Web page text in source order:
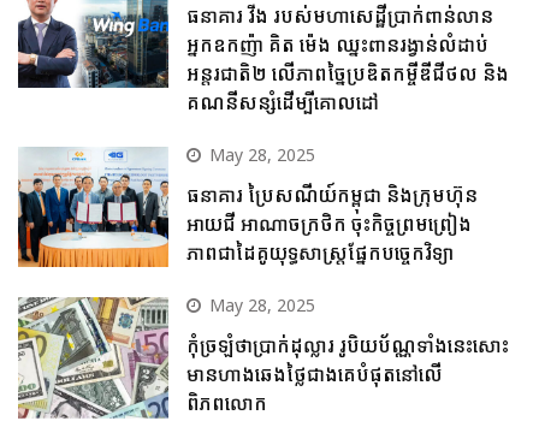
ធនាគារ វីង របស់មហាសេដ្ឋីប្រាក់ពាន់លាន
អ្នកឧកញ៉ា គិត ម៉េង ឈ្នះពានរង្វាន់លំដាប់
អន្តរជាតិ២ លើភាពច្នៃប្រឌិតកម្ចីឌីជីថល និង
គណនីសន្សំដើម្បីគោលដៅ
May 28, 2025
ធនាគារ ប្រៃសណីយ៍កម្ពុជា និងក្រុមហ៊ុន
អាយជី អាណាចក្រថិក ចុះកិច្ចព្រមព្រៀង
ភាពជាដៃគូយុទ្ធសាស្ត្រផ្នែកបច្ចេកវិទ្យា
May 28, 2025
កុំច្រឡំថាប្រាក់ដុល្លារ រូបិយប័ណ្ណទាំងនេះសោះ
មានហាងឆេងថ្លៃជាងគេបំផុតនៅលើ
ពិភពលោក